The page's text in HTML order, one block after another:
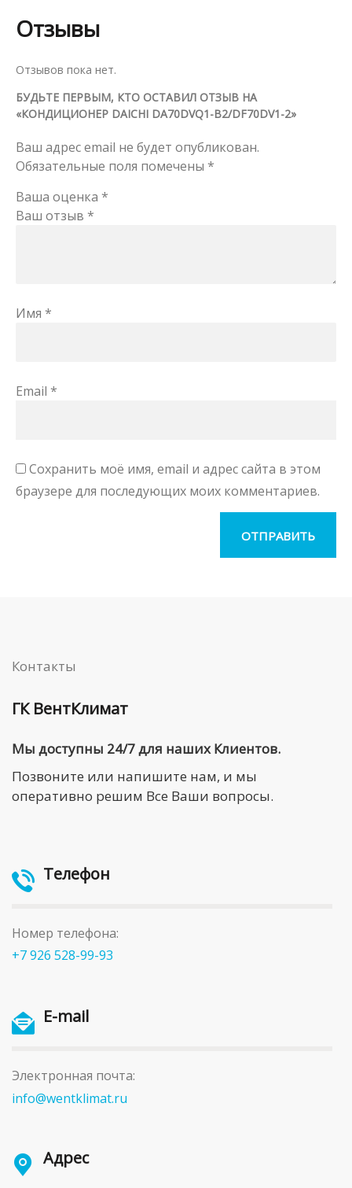
Отзывы
Отзывов пока нет.
БУДЬТЕ ПЕРВЫМ, КТО ОСТАВИЛ ОТЗЫВ НА
«КОНДИЦИОНЕР DAICHI DA70DVQ1-B2/DF70DV1-2»
Ваш адрес email не будет опубликован.
Обязательные поля помечены *
Ваша оценка *
Ваш отзыв *
Имя *
Email *
Сохранить моё имя, email и адрес сайта в этом
браузере для последующих моих комментариев.
Контакты
ГК ВентКлимат
Мы доступны 24/7 для наших Клиентов.
Позвоните или напишите нам, и мы
оперативно решим Все Ваши вопросы.
Телефон
Номер телефона:
+7 926 528-99-93
E-mail
Электронная почта:
info@wentklimat.ru
Адрес